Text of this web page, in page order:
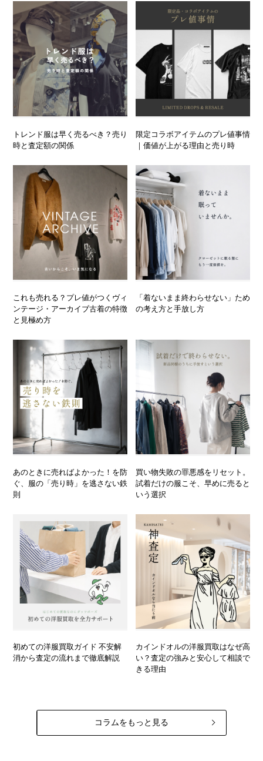
トレンド服は早く売るべき？売り
時と査定額の関係
限定コラボアイテムのプレ値事情
｜価値が上がる理由と売り時
これも売れる？プレ値がつくヴィ
ンテージ・アーカイブ古着の特徴
と見極め方
「着ないまま終わらせない」ため
の考え方と手放し方
あのときに売ればよかった！を防
ぐ、服の「売り時」を逃さない鉄
則
買い物失敗の罪悪感をリセット。
試着だけの服こそ、早めに売ると
いう選択
初めての洋服買取ガイド 不安解
消から査定の流れまで徹底解説
カインドオルの洋服買取はなぜ高
い？査定の強みと安心して相談で
きる理由
コラムをもっと見る